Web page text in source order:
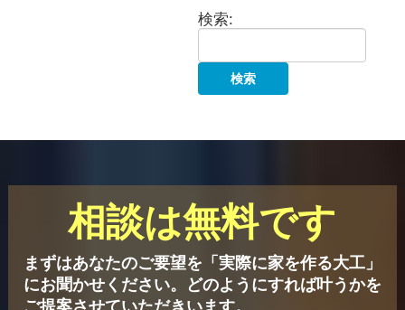
検索:
相談は無料です
まずはあなたのご要望を「実際に家を作る大工」
にお聞かせください。
どのようにすれば叶うかを
ご提案させていただきいます。